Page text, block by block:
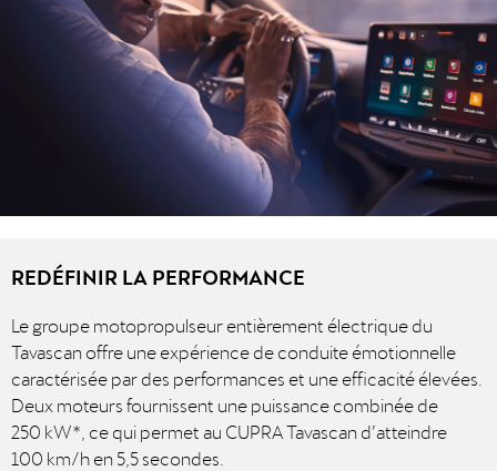
REDÉFINIR LA PERFORMANCE
Le groupe motopropulseur entièrement électrique du
Tavascan offre une expérience de conduite émotionnelle
caractérisée par des performances et une efficacité élevées.
Deux moteurs fournissent une puissance combinée de
250 kW*, ce qui permet au CUPRA Tavascan d’atteindre
100 km/h en 5,5 secondes.